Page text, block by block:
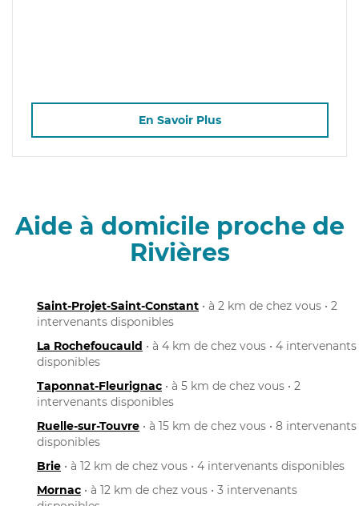
En Savoir Plus
Aide à domicile proche de
Rivières
Saint-Projet-Saint-Constant • à 2 km de chez vous • 2
intervenants disponibles
La Rochefoucauld • à 4 km de chez vous • 4 intervenants
disponibles
Taponnat-Fleurignac • à 5 km de chez vous • 2
intervenants disponibles
Ruelle-sur-Touvre • à 15 km de chez vous • 8 intervenants
disponibles
Brie • à 12 km de chez vous • 4 intervenants disponibles
Mornac • à 12 km de chez vous • 3 intervenants